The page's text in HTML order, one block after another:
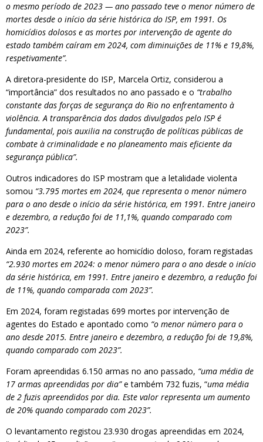
o mesmo período de 2023 — ano passado teve o menor número de
mortes desde o início da série histórica do ISP, em 1991. Os
homicídios dolosos e as mortes por intervenção de agente do
estado também caíram em 2024, com diminuições de 11% e 19,8%,
respetivamente”.
A diretora-presidente do ISP, Marcela Ortiz, considerou a
“importância” dos resultados no ano passado e o “trabalho
constante das forças de segurança do Rio no enfrentamento à
violência. A transparência dos dados divulgados pelo ISP é
fundamental, pois auxilia na construção de políticas públicas de
combate à criminalidade e no planeamento mais eficiente da
segurança pública”.
Outros indicadores do ISP mostram que a letalidade violenta
somou “3.795 mortes em 2024, que representa o menor número
para o ano desde o início da série histórica, em 1991. Entre janeiro
e dezembro, a redução foi de 11,1%, quando comparado com
2023”.
Ainda em 2024, referente ao homicídio doloso, foram registadas
“2.930 mortes em 2024: o menor número para o ano desde o início
da série histórica, em 1991. Entre janeiro e dezembro, a redução foi
de 11%, quando comparada com 2023”.
Em 2024, foram registadas 699 mortes por intervenção de
agentes do Estado e apontado como “o menor número para o
ano desde 2015. Entre janeiro e dezembro, a redução foi de 19,8%,
quando comparado com 2023”.
Foram apreendidas 6.150 armas no ano passado, “uma média de
17 armas apreendidas por dia”e também 732 fuzis, “uma média
de 2 fuzis apreendidos por dia. Este valor representa um aumento
de 20% quando comparado com 2023”.
O levantamento registou 23.930 drogas apreendidas em 2024,